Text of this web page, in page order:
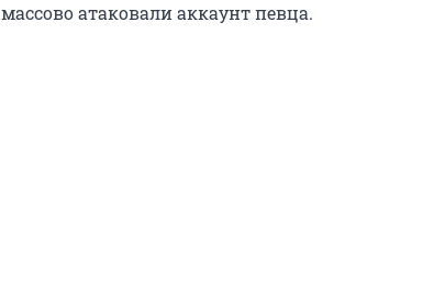
массово атаковали аккаунт певца.